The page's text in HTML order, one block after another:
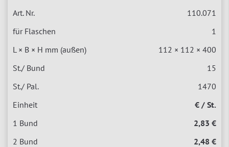
110.071
1
112 × 112 × 400
15
1470
€ / St.
2,83 €
2,48 €